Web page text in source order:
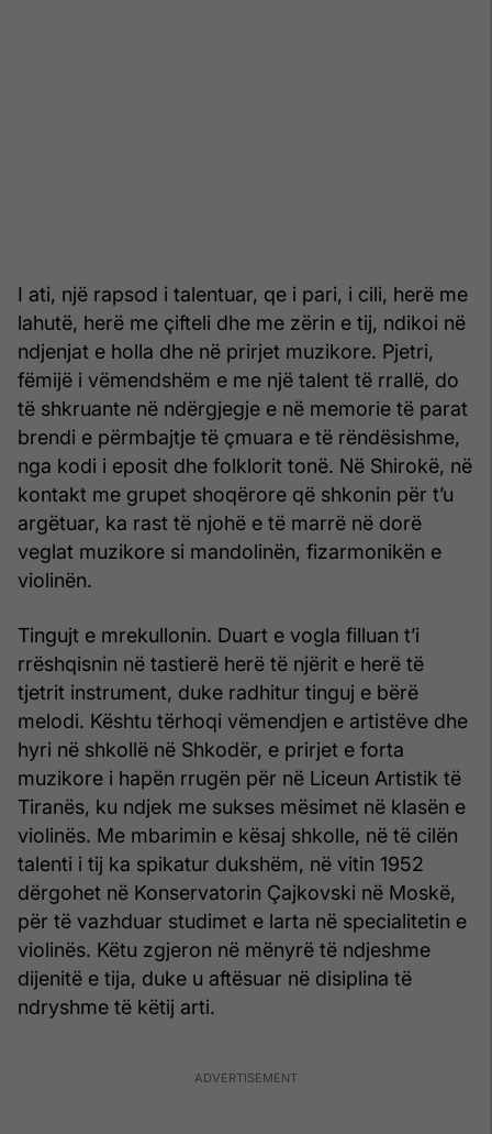
I ati, një rapsod i talentuar, qe i pari, i cili, herë me
lahutë, herë me çifteli dhe me zërin e tij, ndikoi në
ndjenjat e holla dhe në prirjet muzikore. Pjetri,
fëmijë i vëmendshëm e me një talent të rrallë, do
të shkruante në ndërgjegje e në memorie të parat
brendi e përmbajtje të çmuara e të rëndësishme,
nga kodi i eposit dhe folklorit tonë. Në Shirokë, në
kontakt me grupet shoqërore që shkonin për t’u
argëtuar, ka rast të njohë e të marrë në dorë
veglat muzikore si mandolinën, fizarmonikën e
violinën.
Tingujt e mrekullonin. Duart e vogla filluan t’i
rrëshqisnin në tastierë herë të njërit e herë të
tjetrit instrument, duke radhitur tinguj e bërë
melodi. Kështu tërhoqi vëmendjen e artistëve dhe
hyri në shkollë në Shkodër, e prirjet e forta
muzikore i hapën rrugën për në Liceun Artistik të
Tiranës, ku ndjek me sukses mësimet në klasën e
violinës. Me mbarimin e kësaj shkolle, në të cilën
talenti i tij ka spikatur dukshëm, në vitin 1952
dërgohet në Konservatorin Çajkovski në Moskë,
për të vazhduar studimet e larta në specialitetin e
violinës. Këtu zgjeron në mënyrë të ndjeshme
dijenitë e tija, duke u aftësuar në disiplina të
ndryshme të këtij arti.